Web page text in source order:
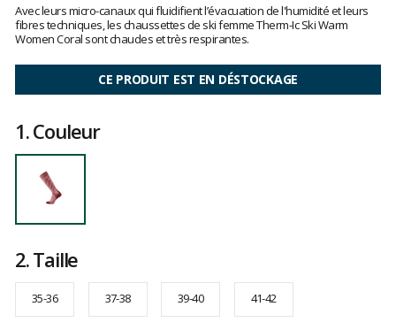
avis
clients
Avec leurs micro-canaux qui fluidifient l’évacuation de l'humidité et leurs
fibres techniques, les chaussettes de ski femme Therm-Ic Ski Warm
Women Coral sont chaudes et très respirantes.
CE PRODUIT EST EN DÉSTOCKAGE
1.Couleur
2.Taille
35-36 37-38 39-40 41-42